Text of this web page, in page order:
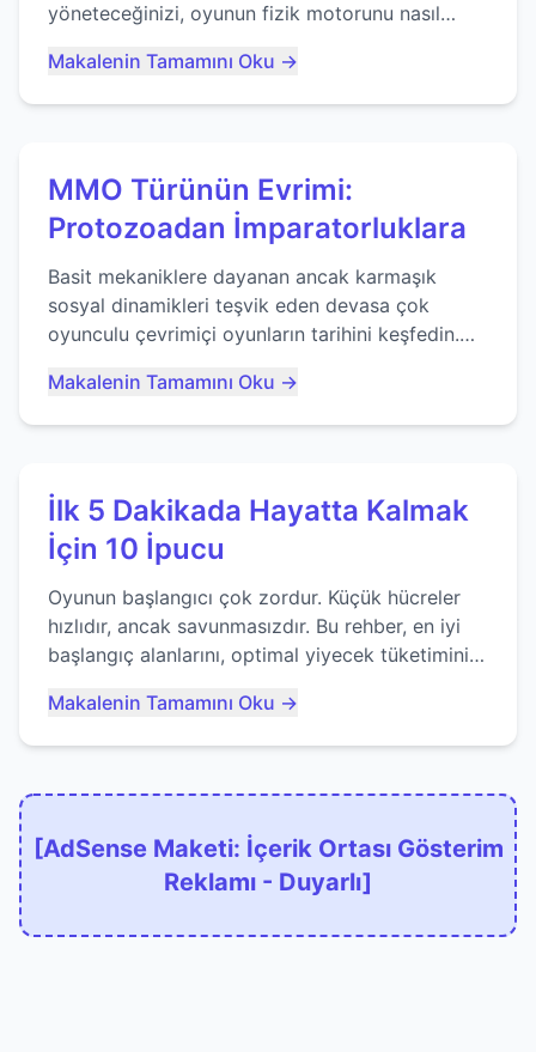
yöneteceğinizi, oyunun fizik motorunu nasıl
ustalaşacağınızı öğrenin...
Makalenin Tamamını Oku →
MMO Türünün Evrimi:
Protozoadan İmparatorluklara
Basit mekaniklere dayanan ancak karmaşık
sosyal dinamikleri teşvik eden devasa çok
oyunculu çevrimiçi oyunların tarihini keşfedin.
Makalenin Tamamını Oku →
İlk 5 Dakikada Hayatta Kalmak
İçin 10 İpucu
Oyunun başlangıcı çok zordur. Küçük hücreler
hızlıdır, ancak savunmasızdır. Bu rehber, en iyi
başlangıç alanlarını, optimal yiyecek tüketimini
kaçınacağınızı anlatıyor...
Makalenin Tamamını Oku →
[AdSense Maketi: İçerik Ortası Gösterim
Reklamı - Duyarlı]